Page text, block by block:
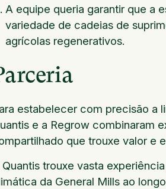
A equipe queria garantir que a
variedade de cadeias de
agrícolas regenerativos.
estabelecer com precisão a
e a Regrow combinaram
que trouxe valor e
Quantis trouxe vasta
da General Mills ao